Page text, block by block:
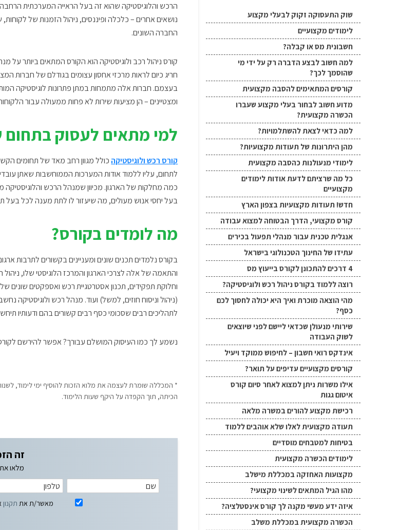
שוק התעסוקה זקוק לבעלי מקצוע
לימודים מקצועיים
חשבונית מס או קבלה?
למה חשוב לבצע הדברה רק על ידי מי
שהוסמך לכך?
קורסים המתאימים להסבה מקצועית
מדוע חשוב לבחור בעלי מקצוע שעברו
הכשרה מקצועית?
למה כדאי לצאת להשתלמויות?
מהן היתרונות של תעודות מקצועיות?
לימודי מנעולנות כהסבה מקצועית
כל מה שרציתם לדעת אודות לימודים
מקצועיים
חדש! תעודות מקצועיות בצפון הארץ
קורס מקצועי, הדרך הבטוחה למצוא עבודה
אנגלית טכנית עבור מנהלי תפעול בכירים
עתידו של החינוך הטכנולוגי בישראל
4 דרכים להתכונן לקורס בייעוץ מס
רוצה ללמוד בקורס ניהול רכש ולוגיסטיקה?
מהי הוצאה מוכרת ואיך היא יכולה לחסוך לכם
כסף?
שירותי מנעולן שכדאי ליישם לפני שיוצאים
לשוק העבודה
אינדקס רואי חשבון – לחיפוש ממוקד ויעיל
קורסים מקצועיים עדיפים על תואר?
אילו משרות ניתן למצוא לאחר סיום קורס
איטום גגות
רכישת מקצוע להורים במשרה מלאה
תעודה מקצועית לאלו שלא אוהבים ללמוד
בטיחות למטבחים מוסדיים
לימודים הכשרה מקצועית
מקצועות האחזקה במכללת מישלב
מהו הגיל המתאים לשינוי מקצועי?
איזה ידע מעשי מקנה לך קורס אינסטלציה?
הכשרה מקצועית במכללת משלב
הרכש והלוגיסטיקה שהוא זה בעל הראייה המערכתית הרחבה
נושאים אחרים – כלכלה ופיננסים, ניהול הזמנות של
החברה השונים.
קורס ניהול רכב ולוגיסטיקה הוא הקורס המתאים ביותר על
חריג כיום לראות מרכזי אחסון עצומים בגודלם של חברות
בעצמם. חברות אלה מתמחות במתן פתרונות לוגיסטיקה
ומצטיינים – הן מציעות שירות לא פחות ממעולה עבור
למי מתאים לעסוק בתחום
קורס רכש ולוגיסטיקה כולל מגוון רחב מאד של תחומים
לתחום, עליו ללמוד אודות המערכות הממוחשבות שאתן
כמה מחלקות של הארגון. מכיוון שמנהל הרכש והלוגיסטיקה
בעל יחסי אנוש מעולים, מה שיעזור לו לתת מענה לכל בעל
מה לומדים בקורס?
בקורס נלמדים תכנים שונים ומעניינים בקשורים לתרבות
והתאמה של אלה לצרכי הארגון והמרכז הלוגיסטי שלו, ניהול
וחלוקת תפקידים, תכנון אסטרטגיית רכש ואספקטים
(ניהול וניסוח חוזים, למשל) ועוד. מנהל רכש ולוגיסטיקה
לתהליכים רבים שסכומי כסף רבים קשורים בהם ודעותיו
נשמע לך כמו העיסוק המושלם עבורך? אפשר להירשם לקורס
* המכללה שומרת לעצמה את מלוא הזכות להוסיף ימי לימוד,
הכיתה, תוך הקפדה על היקף שעות הלימוד.
זה
מלאו
מאשר/ת את תקנון